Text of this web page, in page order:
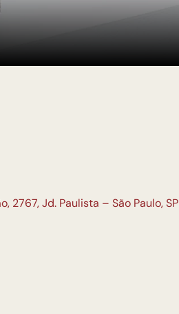
2767, Jd. Paulista – São Paulo, SP